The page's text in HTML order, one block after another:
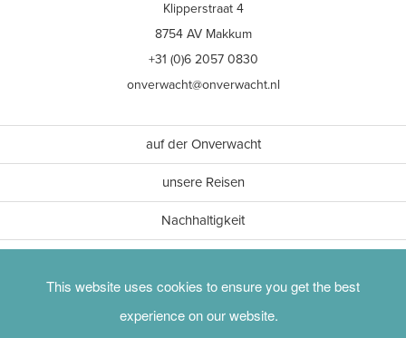
This website uses cookies to ensure you get the best
experience on our website.
Klipperstraat 4
8754 AV Makkum
+31 (0)6 2057 0830
onverwacht@onverwacht.nl
auf der Onverwacht
unsere Reisen
Nachhaltigkeit